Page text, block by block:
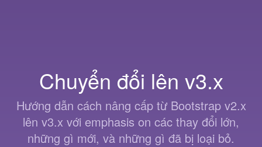
Chuyển đổi lên v3.x
Hướng dẫn cách nâng cấp từ Bootstrap v2.x
lên v3.x với emphasis on các thay đổi lớn,
những gì mới, và những gì đã bị loại bỏ.